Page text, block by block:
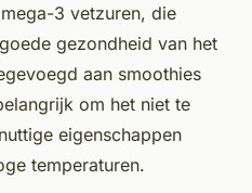
3 vetzuren, die
gezondheid van het
aan smoothies
om het niet te
eigenschappen
temperaturen.